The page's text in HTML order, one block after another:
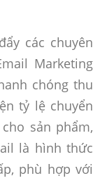
các chuyên
Marketing
chóng thu
tỷ lệ chuyển
sản phẩm,
là hình thức
phù hợp với